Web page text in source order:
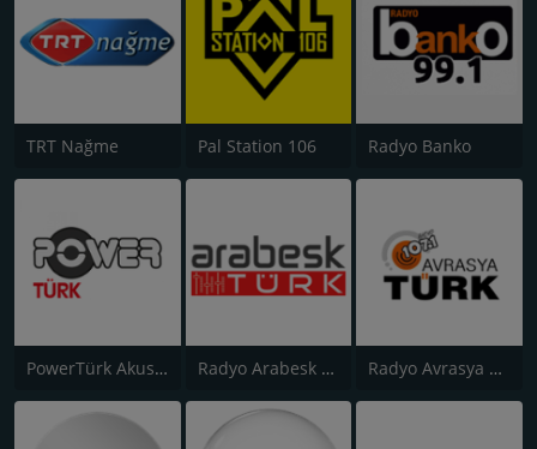
TRT Nağme Pal Station 106 Radyo Banko
PowerTürk Akustik Radyo Arabesk Türk Radyo Avrasya Turk